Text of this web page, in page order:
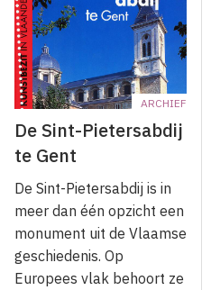
ARCHIEF
De Sint-Pietersabdij
te Gent
De Sint-Pietersabdij is in
meer dan één opzicht een
monument uit de Vlaamse
geschiedenis. Op
Europees vlak behoort ze